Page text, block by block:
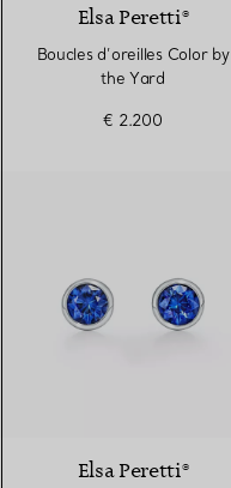
Elsa Peretti®
Boucles d’oreilles Color by
the Yard
€ 2.200
Elsa Peretti®